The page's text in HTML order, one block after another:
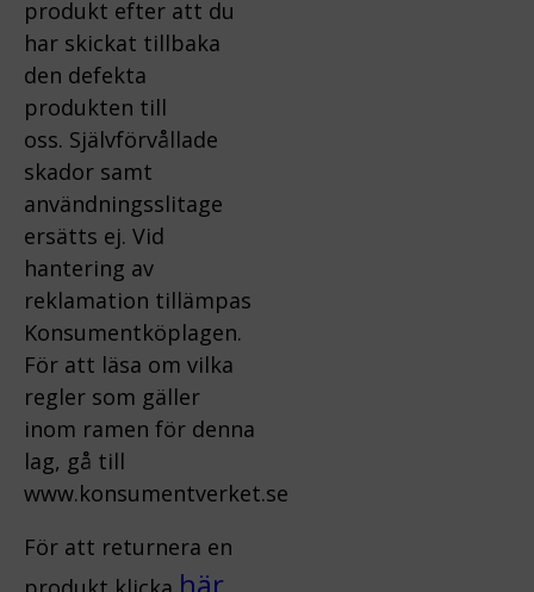
produkt efter att du
har skickat tillbaka
den defekta
produkten till
oss. Självförvållade
skador samt
användningsslitage
ersätts ej. Vid
hantering av
reklamation tillämpas
Konsumentköplagen.
För att läsa om vilka
regler som gäller
inom ramen för denna
lag, gå till
www.konsumentverket.se
För att returnera en